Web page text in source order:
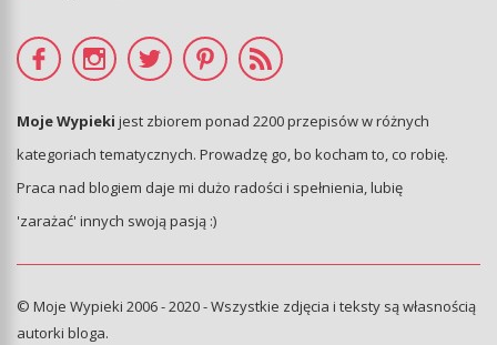
Moje Wypieki jest zbiorem ponad 2200 przepisów w różnych
kategoriach tematycznych. Prowadzę go, bo kocham to, co robię.
Praca nad blogiem daje mi dużo radości i spełnienia, lubię
'zarażać' innych swoją pasją :)
© Moje Wypieki 2006 - 2020 - Wszystkie zdjęcia i teksty są własnością
autorki bloga.